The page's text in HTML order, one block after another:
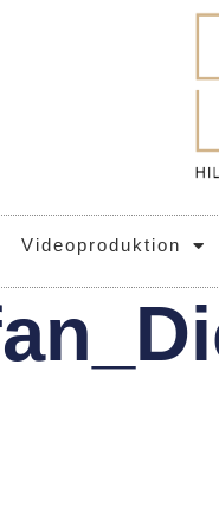
Videoproduktion